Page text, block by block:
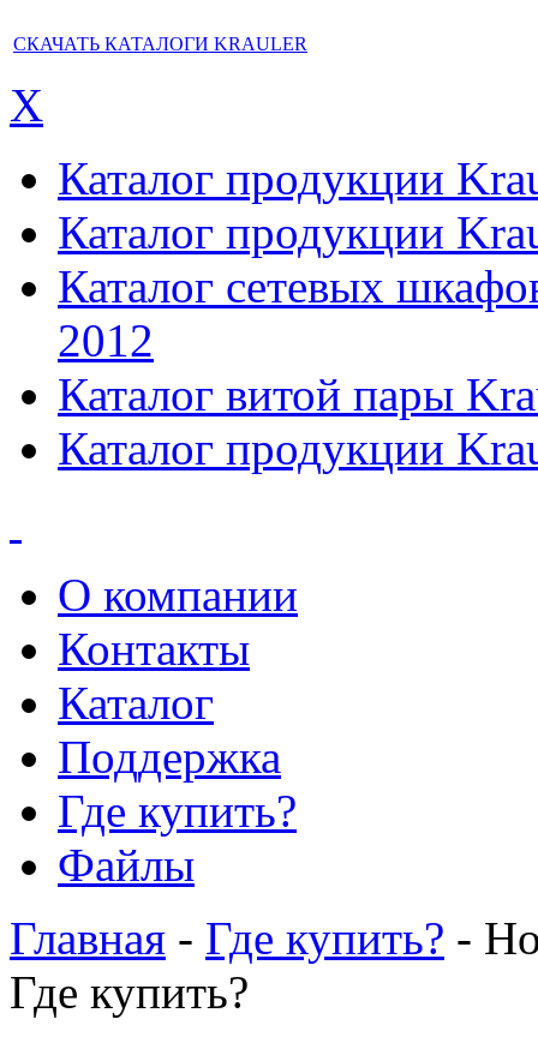
СКАЧАТЬ КАТАЛОГИ KRAULER
X
Каталог продукции
Каталог продукции
Каталог сетевых
2012
Каталог витой пары
Каталог продукции
О компании
Контакты
Каталог
Поддержка
Где купить?
Файлы
Главная - Где купить? -
Где купить?